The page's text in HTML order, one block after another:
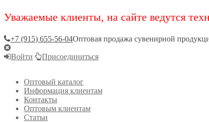
Уважаемые клиенты, на сайте ведутся
+7 (915) 655-56-04Оптовая продажа сувенирной
Войти Присоединиться
Оптовый каталог
Информация клиентам
Контакты
Оптовым клиентам
Статьи